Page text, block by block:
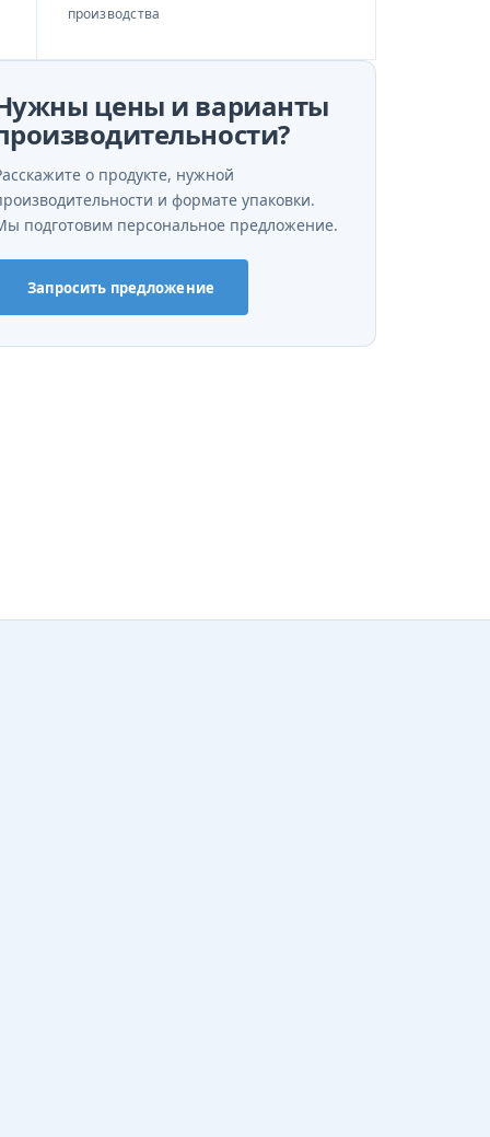
производства
цены и варианты
о продукте, нужной
и формате упаковки.
подготовим персональное предложение.
Запросить предложение